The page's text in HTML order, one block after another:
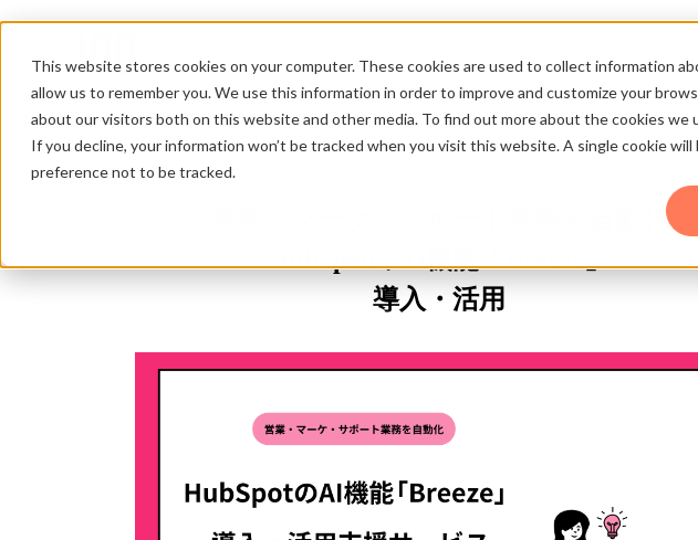
This website stores cookies on your computer. These cookies are used to collect information
allow us to remember you. We use this information in order to improve and customize your
about our visitors both on this website and other media. To find out more about the cookies we
If you decline, your information won’t be tracked when you visit this website. A single cookie
preference not to be tracked.
営業・マーケ・サポート業務を自動化
HubSpotのAI機能「Breeze」
導入・活用